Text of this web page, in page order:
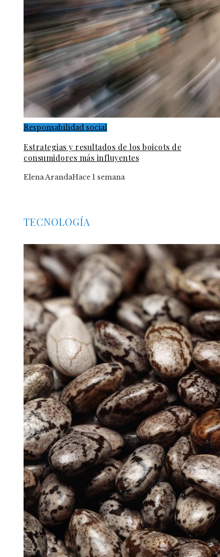
Responsabilidad social
Estrategias y resultados de los boicots de
consumidores más influyentes
Elena ArandaHace 1 semana
TECNOLOGÍA